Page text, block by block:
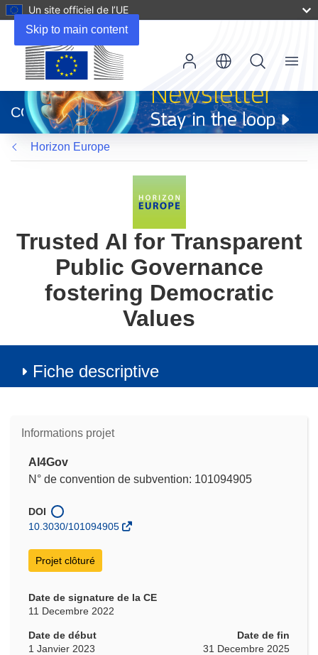
Skip to main content
Un site officiel de l’UE
dans
une
nouvelle
fenêtre)
CORDIS
Menu
Horizon Europe
Trusted AI for Transparent
Public Governance
fostering Democratic
Values
Fiche descriptive
Informations projet
AI4Gov
N° de convention de subvention: 101094905
DOI
10.3030/101094905
Projet clôturé
Date de signature de la CE
11 Decembre 2022
Date de début
1 Janvier 2023
Date de fin
31 Decembre 2025